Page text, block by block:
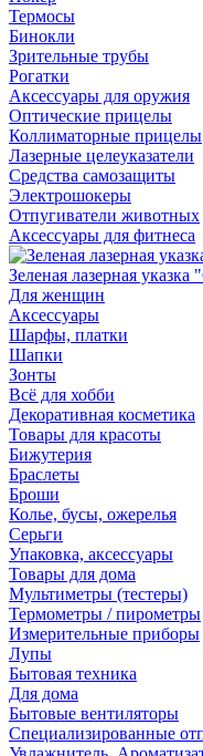
Термосы
Бинокли
Зрительные трубы
Рогатки
Аксессуары для оружия
Оптические прицелы
Коллиматорные прицелы
Лазерные целеуказатели
Средства самозащиты
Электрошокеры
Отпугиватели животных
Аксессуары для фитнеса
Зеленая лазерная
Для женщин
Аксессуары
Шарфы, платки
Шапки
Зонты
Всё для хобби
Декоративная косметика
Товары для красоты
Бижутерия
Браслеты
Броши
Колье, бусы, ожерелья
Серьги
Упаковка, аксессуары
Товары для дома
Мультиметры (тестеры)
Термометры / пирометры
Измерительные приборы
Лупы
Бытовая техника
Для дома
Бытовые вентиляторы
Специализированные